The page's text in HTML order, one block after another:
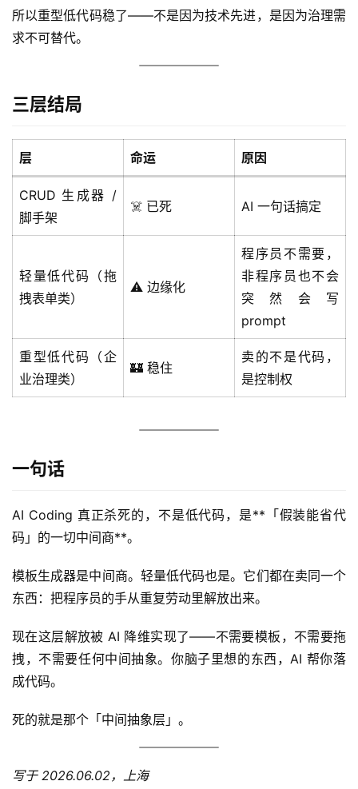
验
教
程
件
用
服
务
项
A
示
词
码
常
用
接
登录
所以重型低代码稳了——不是因为技术先进，是因为治理需
求不可替代。
三层结局
层 命运 原因
CRUD 生成器 /
脚手架
☠️ 已死 AI 一句话搞定
轻量低代码（拖
拽表单类）
⚠️ 边缘化
程序员不需要，
非程序员也不会
突然会写
prompt
重型低代码（企
业治理类）
🏰 稳住
卖的不是代码，
是控制权
一句话
AI Coding 真正杀死的，不是低代码，是**「假装能省代
码」的一切中间商**。
模板生成器是中间商。轻量低代码也是。它们都在卖同一个
东西：把程序员的手从重复劳动里解放出来。
现在这层解放被 AI 降维实现了——不需要模板，不需要拖
拽，不需要任何中间抽象。你脑子里想的东西，AI 帮你落
成代码。
死的就是那个「中间抽象层」。
写于 2026.06.02，上海